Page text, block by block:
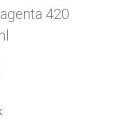
420